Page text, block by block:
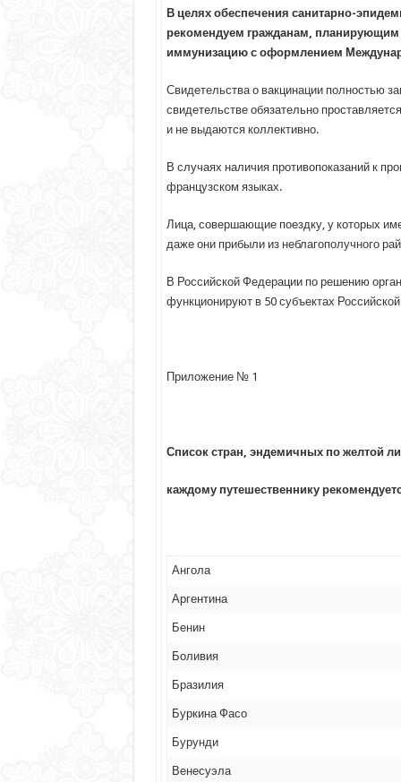
В целях обеспечения санитарно-
рекомендуем гражданам, планирующим
иммунизацию с оформлением
Свидетельства о вакцинации полностью
свидетельстве обязательно
и не выдаются коллективно.
В случаях наличия противопоказаний к
французском языках.
Лица, совершающие поездку, у которых
даже они прибыли из неблагополучного
В Российской Федерации по решению
функционируют в 50 субъектах
Приложение № 1
Список стран, эндемичных по желтой
каждому путешественнику
Ангола
Аргентина
Бенин
Боливия
Бразилия
Буркина Фасо
Бурунди
Венесуэла